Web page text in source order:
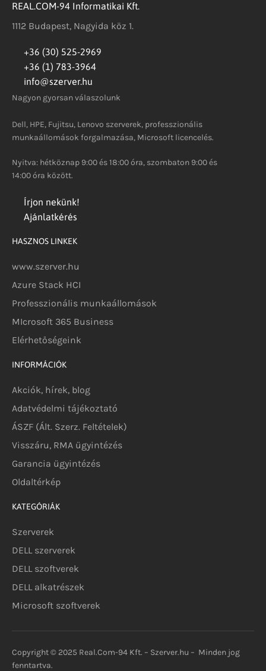
REAL.COM-94 Informatikai Kft.
1112 Budapest, Nagyida köz 1.
+36 (30) 525-2969
+36 (1) 783-3964
info@szerver.hu
Nagyon gyorsan válaszolunk
Dell, HPE, Fujitsu, Lenovo szerverek, professzionális
munkaállomások forgalmazása, Microsoft licencelés.
Nyitva: hétköznap 9:00 és 18:00 óra, szombaton 9:00 és
14:00 óra között.
Írjon nekünk!
Ajánlatkérés
HASZNOS LINKEK
www.szerver.hu
Azure Stack HCI
Professzionális munkaállomások
MIcrosoft 365 Business
Elérhetőségeink
INFORMÁCIÓK
Akciók, hírek, blog
Adatvédelmi tájékoztató
ÁSZF (Ált. Szerz. Feltételek)
Visszáru, RMA ügyintézés
Garancia ügyintézés
Oldaltérkép
KATEGÓRIÁK
Szerverek
DELL szerverek
DELL szoftverek
DELL alkatrészek
Microsoft szoftverek
Copyright © 2025 Real.Com-94 Kft. – Szerver.hu – Minden jog
fenntartva.